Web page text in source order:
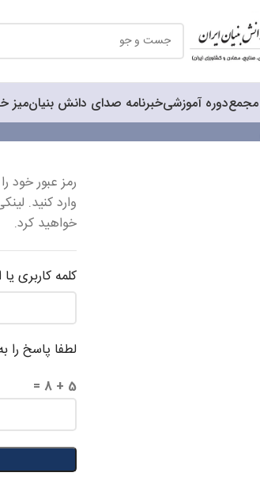
دوره آموزشیخبرنامه صدای دانش بنیانمیز
رمز عبور خود
وارد کنید.
خواهید کرد.
کلمه کاربری یا
لطفا پاسخ را
5 + 8 =